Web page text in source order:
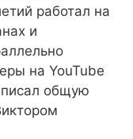
работал на
и
на YouTube
общую